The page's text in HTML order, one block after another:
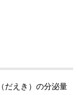
だえき）の分泌量